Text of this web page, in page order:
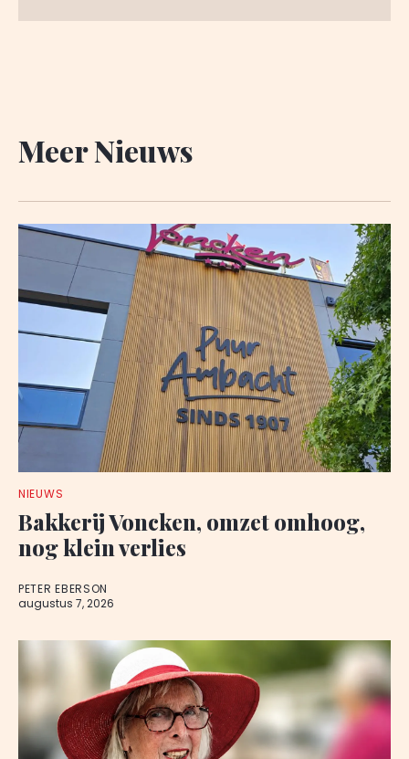
Meer Nieuws
NIEUWS
Bakkerij Voncken, omzet omhoog,
nog klein verlies
PETER EBERSON
augustus 7, 2026